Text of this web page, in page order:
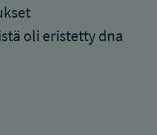
oli eristetty dna